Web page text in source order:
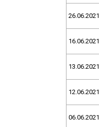
26.06.2021
16.06.2021
13.06.2021
12.06.2021
06.06.2021